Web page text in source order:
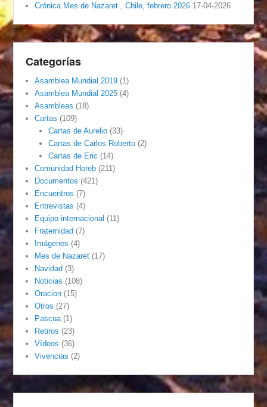
Crónica Mes de Nazaret , Chile, febrero 2026 17-04-2026
Categorías
Asamblea Mundial 2019 (1)
Asamblea Mundial 2025 (4)
Asambleas (18)
Cartas (109)
Cartas de Aurelio(33)
Cartas de Carlos Roberto(2)
Cartas de Eric (14)
Comunidad Horeb (211)
Documentos (421)
Encuentros (7)
Entrevistas (4)
Equipo internacional (11)
Fraternidad (7)
Imágenes (4)
Mes de Nazaret (17)
Navidad (3)
Noticias (108)
Oracion (15)
Otros (27)
Pascua (1)
Retiros (23)
Vídeos (36)
Vivencias (2)